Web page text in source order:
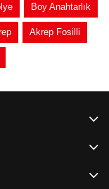
Boy Anahtarlık
Akrep Fosilli